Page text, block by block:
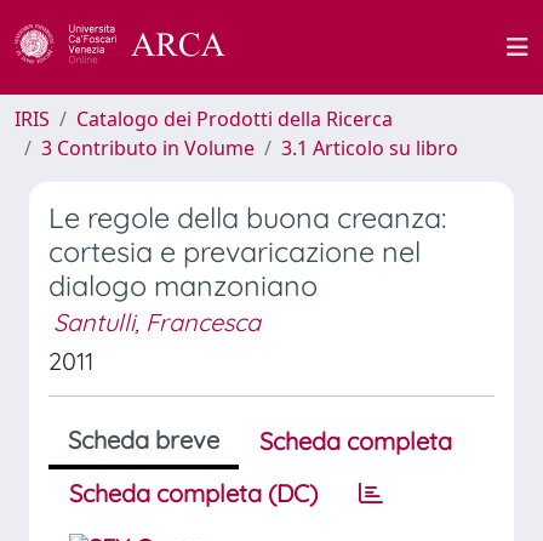
IRIS
Catalogo dei Prodotti della Ricerca
3 Contributo in Volume
3.1 Articolo su libro
Le regole della buona creanza:
cortesia e prevaricazione nel
dialogo manzoniano
Santulli, Francesca
2011
Scheda breve
Scheda completa
Scheda completa (DC)